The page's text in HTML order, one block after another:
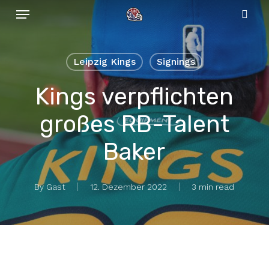
SkipMenu
Leipzig Kings Signings
Kings verpflichten
großes RB-Talent
Baker
By Gast 12. Dezember 2022 3 min read